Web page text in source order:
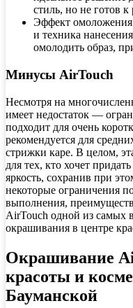
стиль, но не готов
Эффект
и техника
омолодить образ,
Минусы AirTouch
Несмотря на
имеет недостаток —
подходит для очень
рекомендуется для
стрижки каре. В целом,
для тех, кто хочет
яркость, сохранив при
некоторые ограничения
выполнения,
AirTouch одной из самых
окрашивания в центре
Окрашивание
красоты и
Бауманской